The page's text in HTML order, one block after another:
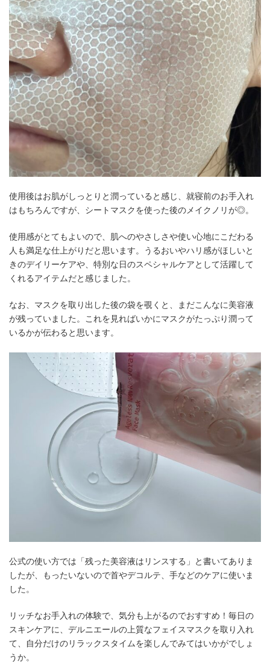
使用後はお肌がしっとりと潤っていると感じ、就寝前のお手入れ
はもちろんですが、シートマスクを使った後のメイクノリが◎。
使用感がとてもよいので、肌へのやさしさや使い心地にこだわる
人も満足な仕上がりだと思います。うるおいやハリ感がほしいと
きのデイリーケアや、特別な日のスペシャルケアとして活躍して
くれるアイテムだと感じました。
なお、マスクを取り出した後の袋を覗くと、まだこんなに美容液
が残っていました。これを見ればいかにマスクがたっぷり潤って
いるかが伝わると思います。
公式の使い方では「残った美容液はリンスする」と書いてありま
したが、もったいないので首やデコルテ、手などのケアに使いま
した。
リッチなお手入れの体験で、気分も上がるのでおすすめ！毎日の
スキンケアに、デルニエールの上質なフェイスマスクを取り入れ
て、自分だけのリラックスタイムを楽しんでみてはいかがでしょ
うか。